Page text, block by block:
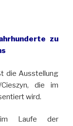
zu
die Ausstellung
die im
wird.
im Laufe der